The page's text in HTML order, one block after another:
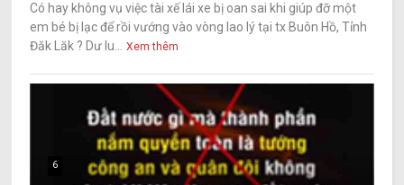
Có hay không vụ việc tài xế lái xe bị oan sai khi giúp đỡ một
em bé bị lạc để rồi vướng vào vòng lao lý tại tx Buôn Hồ, Tỉnh
Đăk Lăk ? Dư lu...
Xem thêm
6